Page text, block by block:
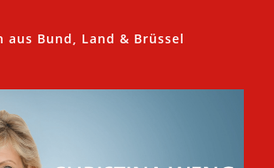
aus Bund, Land & Brüssel